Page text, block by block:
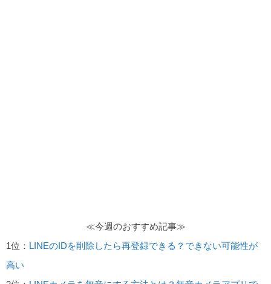
≪今週のおすすめ記事≫
1位： LINEのIDを削除したら再登録できる？できない可能性が
高い